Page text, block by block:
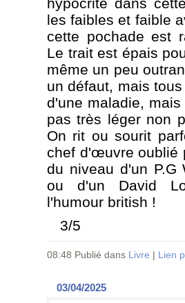
les faibles et faible
cette pochade est
Le trait est épais
même un peu
un défaut, mais
d'une maladie,
pas très léger non
On rit ou sourit
chef d'œuvre oublié
du niveau d'un P.G
ou d'un David
l'humour british !
3/5
08:48 Publié dans Livre Lien
03/04/2025